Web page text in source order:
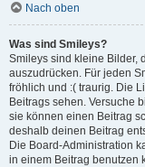
Nach oben
Was sind Smileys?
Smileys sind kleine Bilder,
auszudrücken. Für jeden
fröhlich und :( traurig. Die
Beitrags sehen. Versuche
sie können einen Beitrag
deshalb deinen Beitrag
Die Board-Administration
in einem Beitrag benutzen